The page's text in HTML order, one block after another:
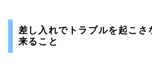
差し入れでトラブルを起こさ
来ること